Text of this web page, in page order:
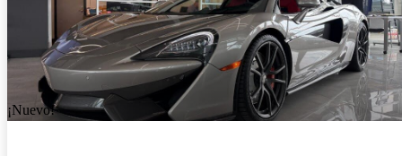
¡Nuevo!